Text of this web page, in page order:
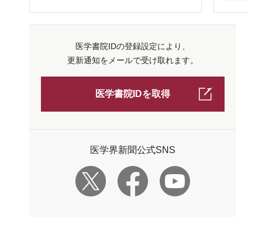
医学書院IDの登録設定により、
更新通知をメールで受け取れます。
医学書院IDを取得
医学界新聞公式SNS